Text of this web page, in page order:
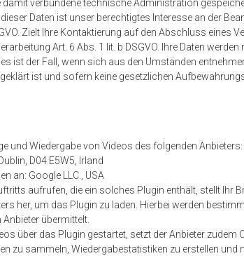
verbundene technische Administration
Daten ist unser berechtigtes Interesse an der
Zielt Ihre Kontaktierung auf den Abschluss eines
Art. 6 Abs. 1 lit. b DSGVO. Ihre Daten
ist der Fall, wenn sich aus den Umständen
ist und sofern keine gesetzlichen
und Wiedergabe von Videos des folgenden
D04 E5W5, Irland
an: Google LLC., USA
aufrufen, die ein solches Plugin enthält, stellt Ihr
her, um das Plugin zu laden. Hierbei werden
übermittelt.
über das Plugin gestartet, setzt der Anbieter zudem
zu sammeln, Wiedergabestatistiken zu erstellen